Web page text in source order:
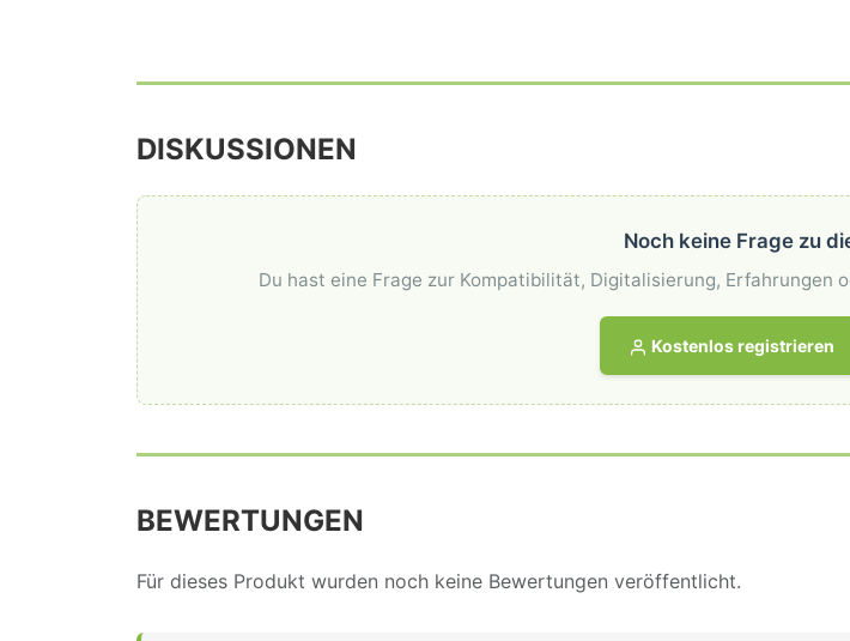
DISKUSSIONEN
Noch keine Frage zu
Du hast eine Frage zur Kompatibilität, Digitalisierung, Erfahrungen
Kostenlos registrieren
BEWERTUNGEN
Für dieses Produkt wurden noch keine Bewertungen veröffentlicht.